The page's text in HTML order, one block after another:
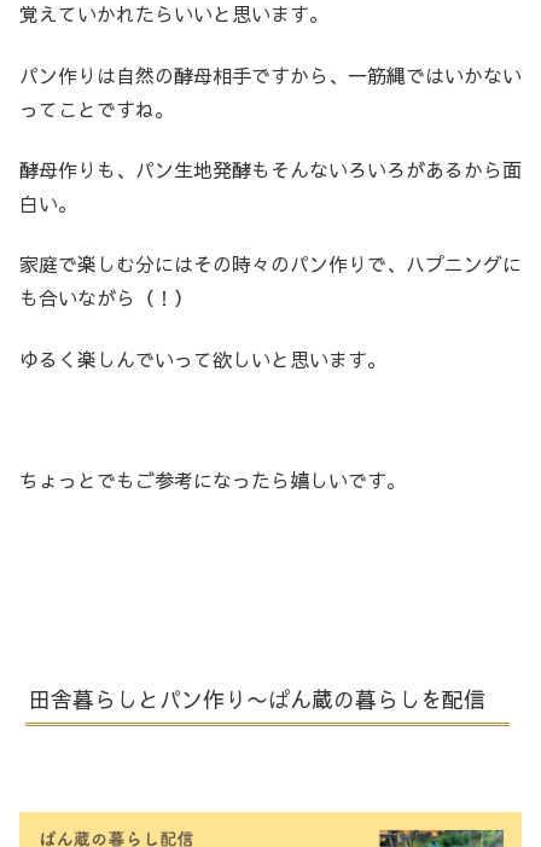
覚えていかれたらいいと思います。
パン作りは自然の酵母相手ですから、一筋縄ではいかない
ってことですね。
酵母作りも、パン生地発酵もそんないろいろがあるから面
白い。
家庭で楽しむ分にはその時々のパン作りで、ハプニングに
も合いながら（！）
ゆるく楽しんでいって欲しいと思います。
ちょっとでもご参考になったら嬉しいです。
田舎暮らしとパン作り〜ぱん蔵の暮らしを配信